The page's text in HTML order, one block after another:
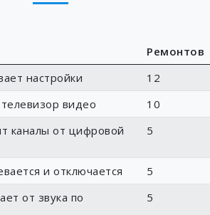
Ремонтов
настройки
12
видео
10
каналы от цифровой
5
и отключается
5
от звука по
5